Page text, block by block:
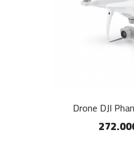
Drone DJI